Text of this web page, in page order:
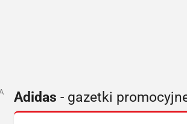
Adidas - gazetki